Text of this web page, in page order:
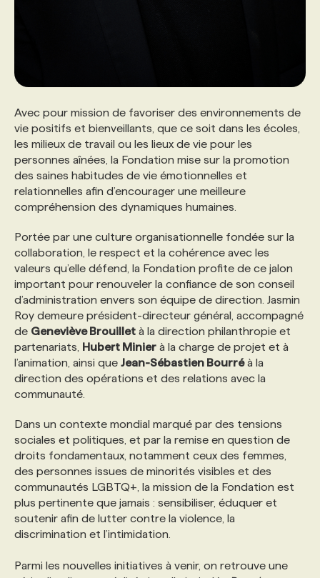
Avec pour mission de favoriser des environnements de
vie positifs et bienveillants, que ce soit dans les écoles,
les milieux de travail ou les lieux de vie pour les
personnes aînées, la Fondation mise sur la promotion
des saines habitudes de vie émotionnelles et
relationnelles afin d’encourager une meilleure
compréhension des dynamiques humaines.
Portée par une culture organisationnelle fondée sur la
collaboration, le respect et la cohérence avec les
valeurs qu’elle défend, la Fondation profite de ce jalon
important pour renouveler la confiance de son conseil
d’administration envers son équipe de direction. Jasmin
Roy demeure président-directeur général, accompagné
de Geneviève Brouillet à la direction philanthropie et
partenariats, Hubert Minier à la charge de projet et à
l’animation, ainsi que Jean-Sébastien Bourréà la
direction des opérations et des relations avec la
communauté.
Dans un contexte mondial marqué par des tensions
sociales et politiques, et par la remise en question de
droits fondamentaux, notamment ceux des femmes,
des personnes issues de minorités visibles et des
communautés LGBTQ+, la mission de la Fondation est
plus pertinente que jamais : sensibiliser, éduquer et
soutenir afin de lutter contre la violence, la
discrimination et l’intimidation.
Parmi les nouvelles initiatives à venir, on retrouve une